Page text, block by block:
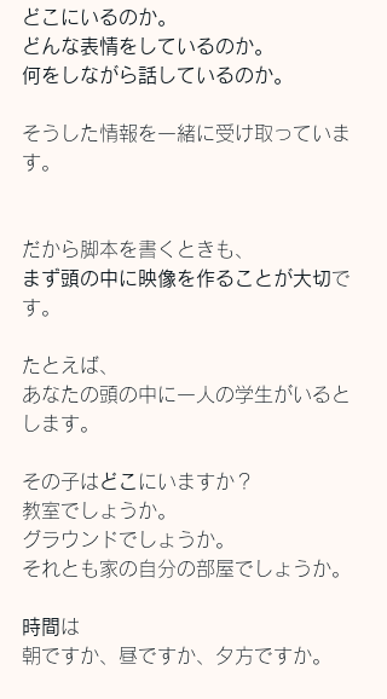
どこにいるのか。
どんな表情をしているのか。
何をしながら話しているのか。
そうした情報を一緒に受け取っていま
す。
だから脚本を書くときも、
まず頭の中に映像を作ることが大切で
す。
たとえば、
あなたの頭の中に一人の学生がいると
します。
その子はどこ にいますか？
教室でしょうか。
グラウンドでしょうか。
それとも家の自分の部屋でしょうか。
時間は
朝ですか、昼ですか、夕方ですか。